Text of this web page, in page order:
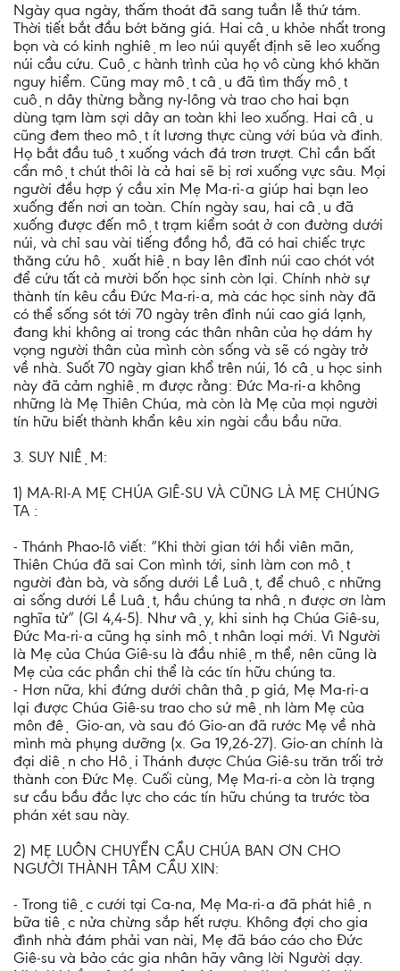
Ngày qua ngày, thấm thoát đã sang tuần lễ thứ tám.
Thời tiết bắt đầu bớt băng giá. Hai cậu khỏe nhất trong
bọn và có kinh nghiệm leo núi quyết định sẽ leo xuống
núi cầu cứu. Cuộc hành trình của họ vô cùng khó khăn
nguy hiểm. Cũng may một cậu đã tìm thấy một
cuộn dây thừng bằng ny-lông và trao cho hai bạn
dùng tạm làm sợi dây an toàn khi leo xuống. Hai cậu
cũng đem theo một ít lương thực cùng với búa và đinh.
Họ bắt đầu tuột xuống vách đá trơn trượt. Chỉ cần bất
cẩn một chút thôi là cả hai sẽ bị rơi xuống vực sâu. Mọi
người đều hợp ý cầu xin Mẹ Ma-ri-a giúp hai bạn leo
xuống đến nơi an toàn. Chín ngày sau, hai cậu đã
xuống được đến một trạm kiểm soát ở con đường dưới
núi, và chỉ sau vài tiếng đồng hồ, đã có hai chiếc trực
thăng cứu hộ xuất hiện bay lên đỉnh núi cao chót vót
để cứu tất cả mười bốn học sinh còn lại. Chính nhờ sự
thành tín kêu cầu Đức Ma-ri-a, mà các học sinh này đã
có thể sống sót tới 70 ngày trên đỉnh núi cao giá lạnh,
đang khi không ai trong các thân nhân của họ dám hy
vọng người thân của mình còn sống và sẽ có ngày trở
về nhà. Suốt 70 ngày gian khổ trên núi, 16 cậu học sinh
này đã cảm nghiệm được rằng: Đức Ma-ri-a không
những là Mẹ Thiên Chúa, mà còn là Mẹ của mọi người
tín hữu biết thành khẩn kêu xin ngài cầu bầu nữa.
3. SUY NIỆM:
1) MA-RI-A MẸ CHÚA GIÊ-SU VÀ CŨNG LÀ MẸ CHÚNG
TA :
- Thánh Phao-lô viết: “Khi thời gian tới hồi viên mãn,
Thiên Chúa đã sai Con mình tới, sinh làm con một
người đàn bà, và sống dưới Lề Luật, để chuộc những
ai sống dưới Lề Luật, hầu chúng ta nhận được ơn làm
nghĩa tử” (Gl 4,4-5). Như vậy, khi sinh hạ Chúa Giê-su,
Đức Ma-ri-a cũng hạ sinh một nhân loại mới. Vì Người
là Mẹ của Chúa Giê-su là đầu nhiệm thể, nên cũng là
Mẹ của các phần chi thể là các tín hữu chúng ta.
- Hơn nữa, khi đứng dưới chân thập giá, Mẹ Ma-ri-a
lại được Chúa Giê-su trao cho sứ mệnh làm Mẹ của
môn đệ Gio-an, và sau đó Gio-an đã rước Mẹ về nhà
mình mà phụng dưỡng (x. Ga 19,26-27). Gio-an chính là
đại diện cho Hội Thánh được Chúa Giê-su trăn trối trở
thành con Đức Mẹ. Cuối cùng, Mẹ Ma-ri-a còn là trạng
sư cầu bầu đắc lực cho các tín hữu chúng ta trước tòa
phán xét sau này.
2) MẸ LUÔN CHUYỂN CẦU CHÚA BAN ƠN CHO
NGƯỜI THÀNH TÂM CẦU XIN:
- Trong tiệc cưới tại Ca-na, Mẹ Ma-ri-a đã phát hiện
bữa tiệc nửa chừng sắp hết rượu. Không đợi cho gia
đình nhà đám phải van nài, Mẹ đã báo cáo cho Đức
Giê-su và bảo các gia nhân hãy vâng lời Người dạy.